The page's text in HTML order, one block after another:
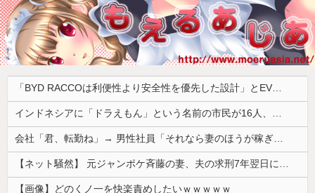
「BYD RACCOは利便性より安全性を優先した設計」とEV推進派がスカスカ構造を絶賛、これがRACCOの一番の特徴よな
インドネシアに「ドラえもん」という名前の市民が16人、「のび太」は181人
会社「君、転勤ね」→ 男性社員「それなら妻のほうが稼ぎいいんで辞めます」⇒ 結果・・・
【ネット騒然】 元ジャンポケ斉藤の妻、夫の求刑7年翌日にインスタ更新！その内容がガチでヤバすぎる…
【画像】どのくノ一を快楽責めしたいｗｗｗｗｗ